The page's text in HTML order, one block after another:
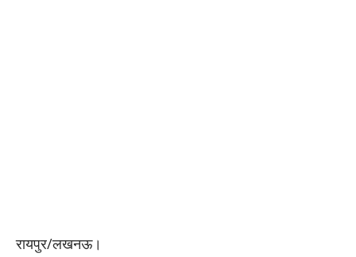
रायपुर/लखनऊ।